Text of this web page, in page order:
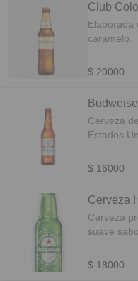
Club
Elaborada
caramelo.
$ 20000
Cerveza
Estados
$ 16000
Cerveza
Cerveza
suave
$ 18000